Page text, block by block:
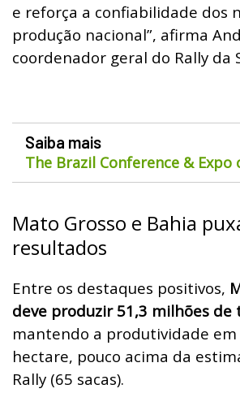
e reforça a confiabilidade dos
produção nacional”, afirma
coordenador geral do Rally da
Saiba mais
The Brazil Conference & Expo
Mato Grosso e Bahia
resultados
Entre os destaques positivos,
deve produzir 51,3 milhões de
mantendo a produtividade em
hectare, pouco acima da
Rally (65 sacas).